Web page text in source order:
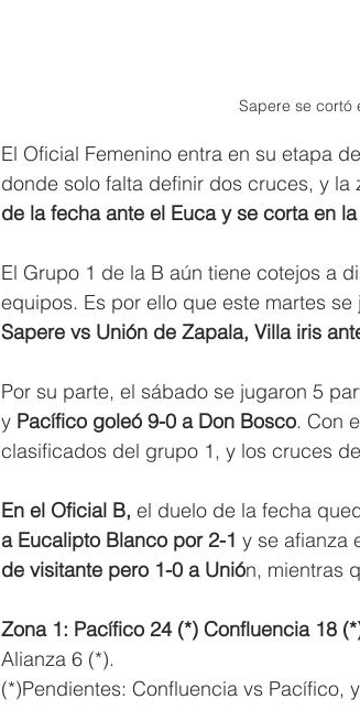
Sapere se cortó
El Oficial Femenino entra en su etapa
donde solo falta definir dos cruces, y la
de la fecha ante el Euca y se corta en
El Grupo 1 de la B aún tiene cotejos a
equipos. Es por ello que este martes
Sapere vs Unión de Zapala, Villa iris
Por su parte, el sábado se jugaron 5
y Pacífico goleó 9-0 a Don Bosco. Con
clasificados del grupo 1, y los cruces
En el Oficial B, el duelo de la fecha
a Eucalipto Blanco por 2-1 y se afianza
de visitante pero 1-0 a Unión, mientras
Zona 1: Pacífico 24 (*) Confluencia 18
Alianza 6 (*).
(*)Pendientes: Confluencia vs Pacífico,